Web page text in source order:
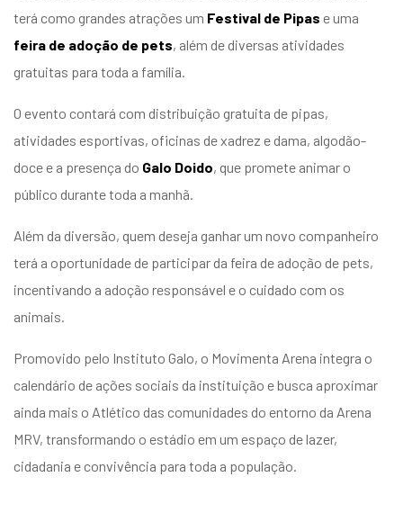
terá como grandes atrações um Festival de Pipas e uma
feira de adoção de pets, além de diversas atividades
gratuitas para toda a família.
O evento contará com distribuição gratuita de pipas,
atividades esportivas, oficinas de xadrez e dama, algodão-
doce e a presença do Galo Doido, que promete animar o
público durante toda a manhã.
Além da diversão, quem deseja ganhar um novo companheiro
terá a oportunidade de participar da feira de adoção de pets,
incentivando a adoção responsável e o cuidado com os
animais.
Promovido pelo Instituto Galo, o Movimenta Arena integra o
calendário de ações sociais da instituição e busca aproximar
ainda mais o Atlético das comunidades do entorno da Arena
MRV, transformando o estádio em um espaço de lazer,
cidadania e convivência para toda a população.